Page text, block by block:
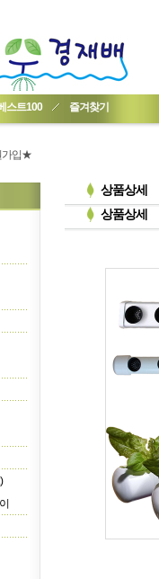
스트100 즐겨찾기
입 방법..
가입★
상품상세
상품상세